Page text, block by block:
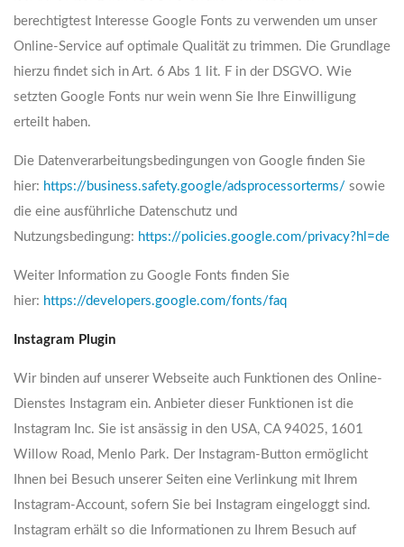
berechtigtest Interesse Google Fonts zu verwenden um unser
Online-Service auf optimale Qualität zu trimmen. Die Grundlage
hierzu findet sich in Art. 6 Abs 1 lit. F in der DSGVO. Wie
setzten Google Fonts nur wein wenn Sie Ihre Einwilligung
erteilt haben.
Die Datenverarbeitungsbedingungen von Google finden Sie
hier: https://business.safety.google/adsprocessorterms/ sowie
die eine ausführliche Datenschutz und
Nutzungsbedingung: https://policies.google.com/privacy?hl=de
Weiter Information zu Google Fonts finden Sie
hier: https://developers.google.com/fonts/faq
Instagram Plugin
Wir binden auf unserer Webseite auch Funktionen des Online-
Dienstes Instagram ein. Anbieter dieser Funktionen ist die
Instagram Inc. Sie ist ansässig in den USA, CA 94025, 1601
Willow Road, Menlo Park. Der Instagram-Button ermöglicht
Ihnen bei Besuch unserer Seiten eine Verlinkung mit Ihrem
Instagram-Account, sofern Sie bei Instagram eingeloggt sind.
Instagram erhält so die Informationen zu Ihrem Besuch auf